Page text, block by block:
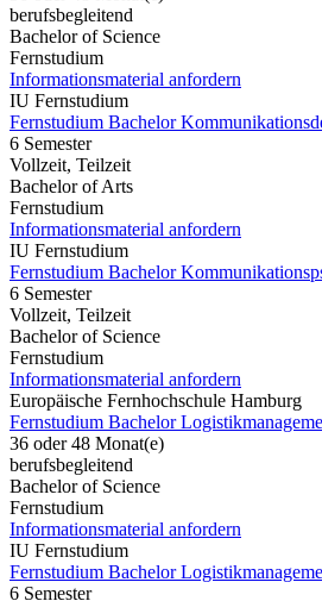
berufsbegleitend
Bachelor of Science
Fernstudium
Informationsmaterial anfordern
IU Fernstudium
Fernstudium Bachelor
6 Semester
Vollzeit, Teilzeit
Bachelor of Arts
Fernstudium
Informationsmaterial anfordern
IU Fernstudium
Fernstudium Bachelor
6 Semester
Vollzeit, Teilzeit
Bachelor of Science
Fernstudium
Informationsmaterial anfordern
Europäische Fernhochschule Hamburg
Fernstudium Bachelor
36 oder 48 Monat(e)
berufsbegleitend
Bachelor of Science
Fernstudium
Informationsmaterial anfordern
IU Fernstudium
Fernstudium Bachelor
6 Semester